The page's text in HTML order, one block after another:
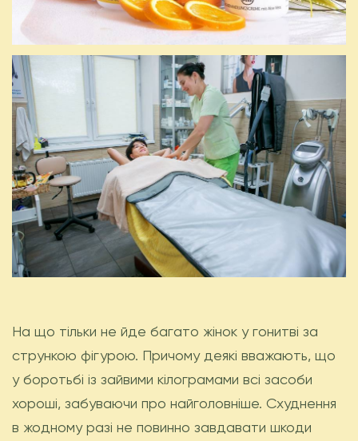
На що тільки не йде багато жінок у гонитві за
стрункою фігурою. Причому деякі вважають, що
у боротьбі із зайвими кілограмами всі засоби
хороші, забуваючи про найголовніше. Схуднення
в жодному разі не повинно завдавати шкоди